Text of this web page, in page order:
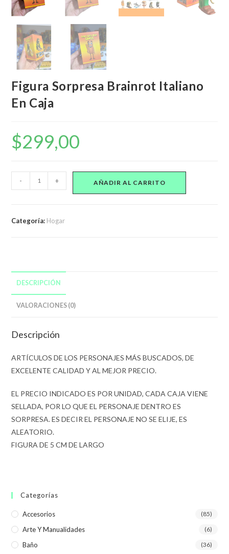
Figura Sorpresa Brainrot Italiano
En Caja
$299,00
Sorpresa
- + AÑADIR AL CARRITO
Categoría: Hogar
DESCRIPCIÓN
VALORACIONES (0)
Descripción
ARTÍCULOS DE LOS PERSONAJES MÁS BUSCADOS, DE
EXCELENTE CALIDAD Y AL MEJOR PRECIO.
EL PRECIO INDICADO ES POR UNIDAD, CADA CAJA VIENE
SELLADA, POR LO QUE EL PERSONAJE DENTRO ES
SORPRESA. ES DECIR EL PERSONAJE NO SE ELIJE, ES
ALEATORIO.
FIGURA DE 5 CM DE LARGO
Categorías
Accesorios (85)
Arte Y Manualidades (6)
Baño (36)